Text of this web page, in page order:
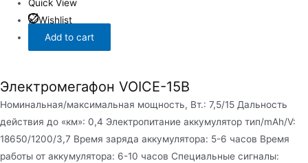
Quick View
Wishlist
Add to cart
Электромегафон VOICE-15B
Номинальная/максимальная мощность, Вт.: 7,5/15 Дальность
действия до «км»: 0,4 Электропитание аккумулятор тип/mAh/V:
18650/1200/3,7 Время заряда аккумулятора: 5-6 часов Время
работы от аккумулятора: 6-10 часов Специальные сигналы: